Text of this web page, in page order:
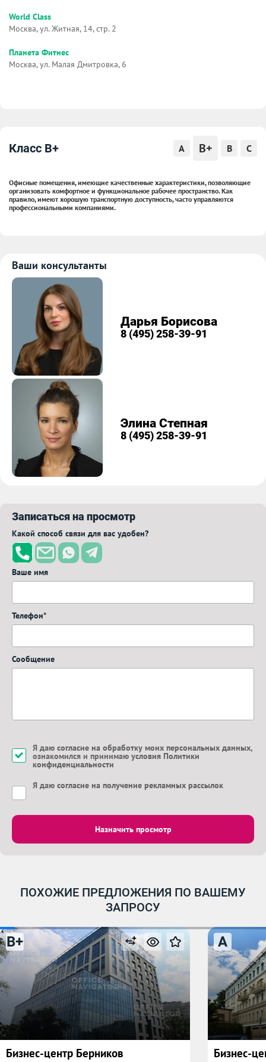
World Class
Москва, ул. Житная, 14, стр. 2
Планета Фитнес
Москва, ул. Малая Дмитровка, 6
Класс B+ A B+ B C
Офисные помещения, имеющие качественные характеристики, позволяющие
организовать комфортное и функциональное рабочее пространство. Как
правило, имеют хорошую транспортную доступность, часто управляются
профессиональными компаниями.
Ваши консультанты
Дарья Борисова
8 (495) 258-39-91
Элина Степная
8 (495) 258-39-91
Записаться на просмотр
Какой способ связи для вас удобен?
Ваше имя
Телефон*
Сообщение
Я даю согласие на обработку моих персональных данных,
ознакомился и принимаю условия Политики
конфиденциальности
Я даю согласие на получение рекламных рассылок
Назначить просмотр
ПОХОЖИЕ ПРЕДЛОЖЕНИЯ ПО ВАШЕМУ
ЗАПРОСУ
B+
Бизнес-центр Берников
A
Бизнес-